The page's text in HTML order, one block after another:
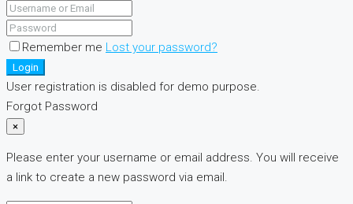
Remember me Lost your password?
Login
User registration is disabled for demo purpose.
Forgot Password
×
Please enter your username or email address. You will receive
a link to create a new password via email.